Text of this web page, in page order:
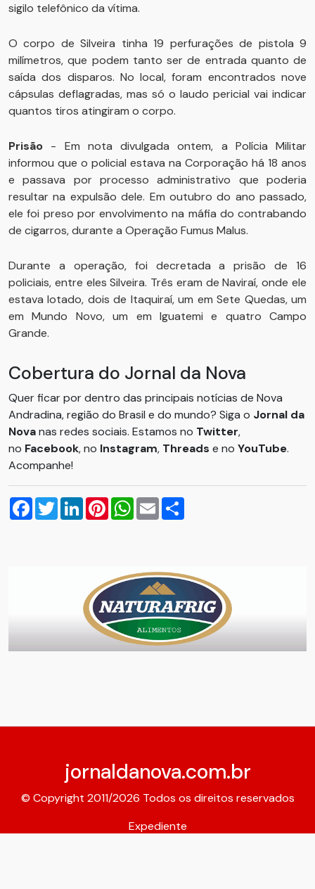
sigilo telefônico da vítima.
O corpo de Silveira tinha 19 perfurações de pistola 9
milímetros, que podem tanto ser de entrada quanto de
saída dos disparos. No local, foram encontrados nove
cápsulas deflagradas, mas só o laudo pericial vai indicar
quantos tiros atingiram o corpo.
Prisão - Em nota divulgada ontem, a Polícia Militar
informou que o policial estava na Corporação há 18 anos
e passava por processo administrativo que poderia
resultar na expulsão dele. Em outubro do ano passado,
ele foi preso por envolvimento na máfia do contrabando
de cigarros, durante a Operação Fumus Malus.
Durante a operação, foi decretada a prisão de 16
policiais, entre eles Silveira. Três eram de Naviraí, onde ele
estava lotado, dois de Itaquiraí, um em Sete Quedas, um
em Mundo Novo, um em Iguatemi e quatro Campo
Grande.
Cobertura do Jornal da Nova
Quer ficar por dentro das principais notícias de Nova
Andradina, região do Brasil e do mundo? Siga o Jornal da
Novanas redes sociais. Estamos no Twitter,
no Facebook, no Instagram, Threads e no YouTube.
Acompanhe!
Facebook
TwitterLinkedInPinterestWhatsApp
Email
jornaldanova.com.br
© Copyright 2011/2026 Todos os direitos reservados
Expediente